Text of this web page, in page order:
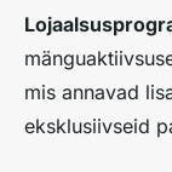
mis annavad
eksklusiivseid